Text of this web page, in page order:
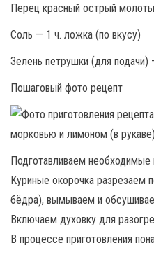
Перец красный острый
Соль — 1 ч. ложка (по вкусу)
Зелень петрушки (для подачи)
Пошаговый фото рецепт
Подготавливаем необходимые
Куриные окорочка разрезаем
бёдра), вымываем и
Включаем духовку для
В процессе приготовления